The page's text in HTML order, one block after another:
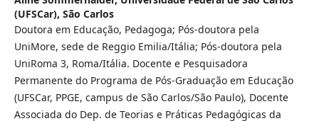
(UFSCar), São Carlos
Doutora em Educação, Pedagoga; Pós-doutora pela
UniMore, sede de Reggio Emilia/Itália; Pós-doutora pela
UniRoma 3, Roma/Itália. Docente e Pesquisadora
Permanente do Programa de Pós-Graduação em Educação
(UFSCar, PPGE, campus de São Carlos/São Paulo), Docente
Associada do Dep. de Teorias e Práticas Pedagógicas da